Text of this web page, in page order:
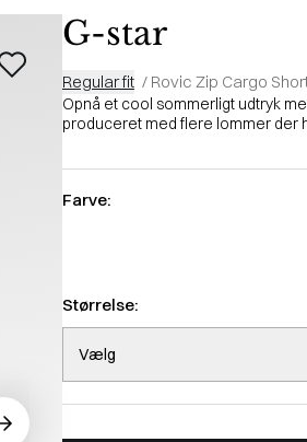
G-star
Regular fit / Rovic Zip Cargo
Opnå et cool sommerligt udtryk
produceret med flere lommer der
Farve:
Størrelse:
Vælg